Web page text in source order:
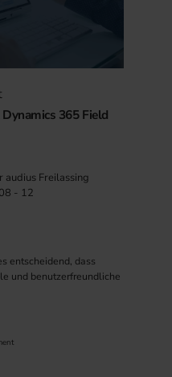
365 Field
audius Freilassing
- 12
entscheidend, dass
und benutzerfreundliche